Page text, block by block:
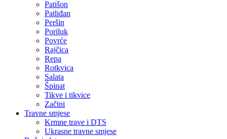
Patišon
Patliđan
Peršin
Poriluk
Povrće
Rajčica
Repa
Rotkvica
Salata
Špinat
Tikve i tikvice
Začini
Travne smjese
Krmne trave i DTS
Ukrasne travne smjese